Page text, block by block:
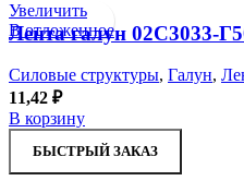
Увеличить
В отложенное
Лента галун 02С3033-
Силовые структуры, Галун,
11,42 ₽
В корзину
БЫСТРЫЙ ЗАКАЗ